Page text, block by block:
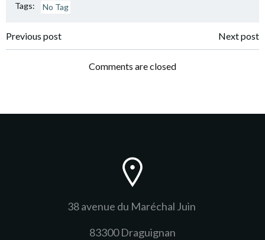
Tags: No Tag
Post
navigation
Previous post
navigation
Next post
Comments are closed
38 avenue du Maréchal Juin
83300 Draguignan